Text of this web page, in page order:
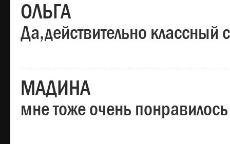
ОЛЬГА
Да,действительно классный
МАДИНА
мне тоже очень